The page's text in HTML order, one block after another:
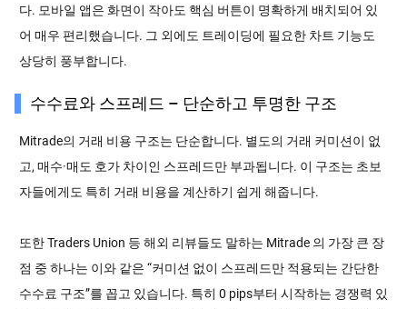
다. 모바일 앱은 화면이 작아도 핵심 버튼이 명확하게 배치되어 있
어 매우 편리했습니다. 그 외에도 트레이딩에 필요한 차트 기능도
상당히 풍부합니다.
수수료와 스프레드 – 단순하고 투명한 구조
Mitrade의 거래 비용 구조는 단순합니다. 별도의 거래 커미션이 없
고, 매수·매도 호가 차이인 스프레드만 부과됩니다. 이 구조는 초보
자들에게도 특히 거래 비용을 계산하기 쉽게 해줍니다.
또한 Traders Union 등 해외 리뷰들도 말하는 Mitrade 의 가장 큰 장
점 중 하나는 이와 같은 “커미션 없이 스프레드만 적용되는 간단한
수수료 구조”를 꼽고 있습니다. 특히 0 pips부터 시작하는 경쟁력 있